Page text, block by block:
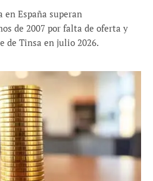
en España superan
de 2007 por falta de oferta y
de Tinsa en julio 2026.